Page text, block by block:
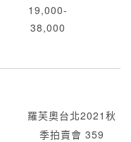
19,000-
38,000
羅芙奧台北2021秋
季拍賣會 359